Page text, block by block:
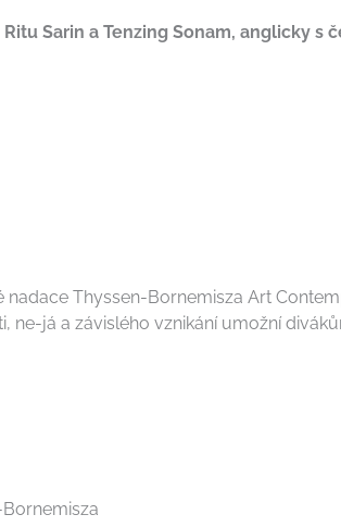
Sarin a Tenzing Sonam, anglicky s
Thyssen-Bornemisza Art
já a závislého vznikání umožní